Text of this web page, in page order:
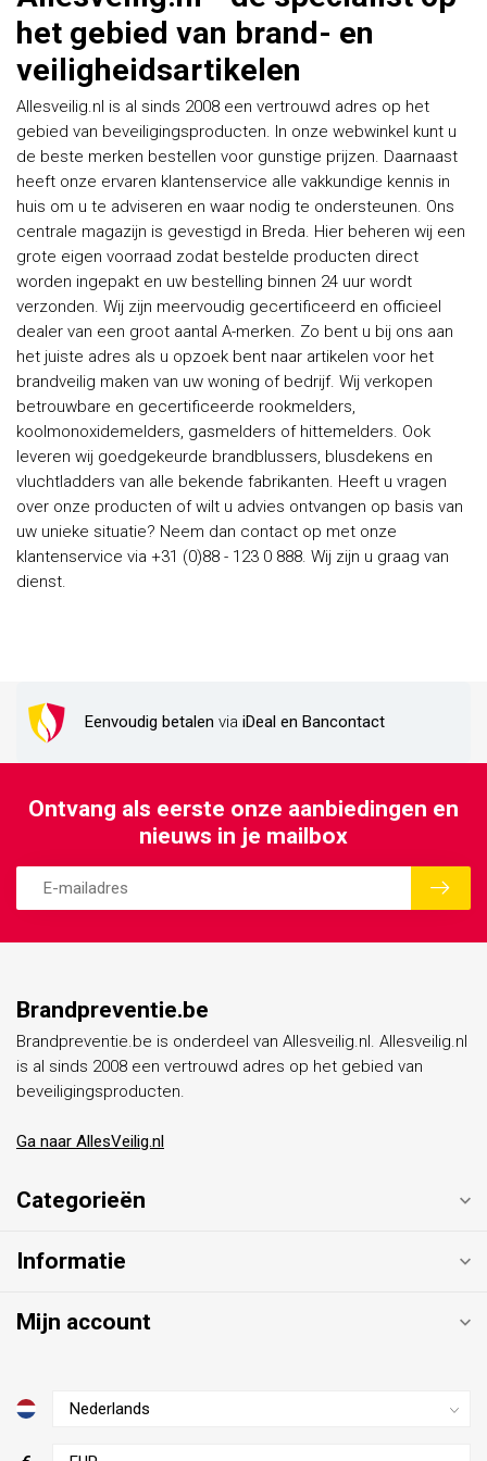
het gebied van brand- en
veiligheidsartikelen
Allesveilig.nl is al sinds 2008 een vertrouwd adres op het
gebied van beveiligingsproducten. In onze webwinkel kunt u
de beste merken bestellen voor gunstige prijzen. Daarnaast
heeft onze ervaren klantenservice alle vakkundige kennis in
huis om u te adviseren en waar nodig te ondersteunen. Ons
centrale magazijn is gevestigd in Breda. Hier beheren wij een
grote eigen voorraad zodat bestelde producten direct
worden ingepakt en uw bestelling binnen 24 uur wordt
verzonden. Wij zijn meervoudig gecertificeerd en officieel
dealer van een groot aantal A-merken. Zo bent u bij ons aan
het juiste adres als u opzoek bent naar artikelen voor het
brandveilig maken van uw woning of bedrijf. Wij verkopen
betrouwbare en gecertificeerde rookmelders,
koolmonoxidemelders, gasmelders of hittemelders. Ook
leveren wij goedgekeurde brandblussers, blusdekens en
vluchtladders van alle bekende fabrikanten. Heeft u vragen
over onze producten of wilt u advies ontvangen op basis van
uw unieke situatie? Neem dan contact op met onze
klantenservice via +31 (0)88 - 123 0 888. Wij zijn u graag van
dienst.
Eenvoudig betalen via iDeal en Bancontact
Ontvang als eerste onze aanbiedingen en
nieuws in je mailbox
Brandpreventie.be
Brandpreventie.be is onderdeel van Allesveilig.nl. Allesveilig.nl
is al sinds 2008 een vertrouwd adres op het gebied van
beveiligingsproducten.
Ga naar AllesVeilig.nl
Categorieën
Informatie
Mijn account